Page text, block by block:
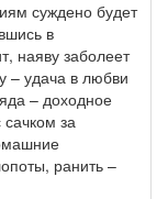
суждено будет
в
наяву заболеет
– удача в любви
– доходное
за
ранить –